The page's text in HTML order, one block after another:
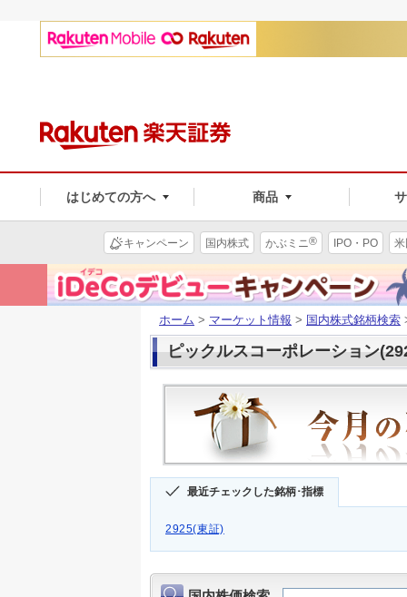
はじめての方へ 商品
キャンペーン 国内株式 かぶミニ® IPO・PO
ホーム > マーケット情報 > 国内株式銘柄検索
ピックルスコーポレーション
最近チェックした銘柄･指標
2925(東証)